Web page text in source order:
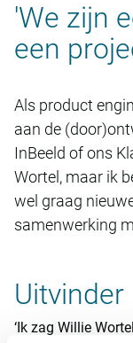
'We zijn
een
Als product
aan de
InBeeld of ons
Wortel, maar ik
wel graag
samenwerking
Uitvinder
‘Ik zag Willie